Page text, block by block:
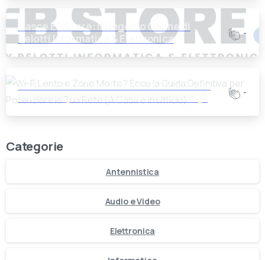
Nasce EB Store: Il Negozio Online di
Belotti Informatica & Elettronica
-
Wi-Fi Lento e Zone Morte? Ecco la Guida
Definitiva per Potenziare la Tua Rete (A
-
Categorie
Antennistica
Audio e Video
Elettronica